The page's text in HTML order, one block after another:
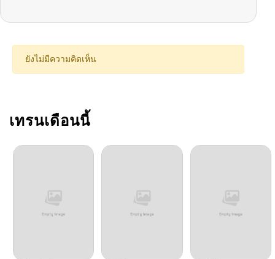
05/10/2026
ตอนที่ 65 05/10/2026
ตอนที่ 63
ตอนที่ 62
ยังไม่มีความคิดเห็น
เทรนเดือนนี้